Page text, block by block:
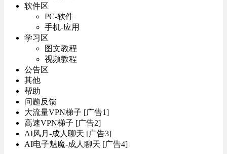
软件区
PC-软件
手机-应用
学习区
图文教程
视频教程
公告区
其他
帮助
问题反馈
大流量VPN梯子 [广告1]
高速VPN梯子 [广告2]
AI风月-成人聊天 [广告3]
AI电子魅魔-成人聊天 [广告4]